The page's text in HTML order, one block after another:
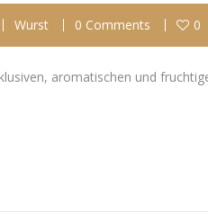
Wurst 0 Comments 0
aromatischen und